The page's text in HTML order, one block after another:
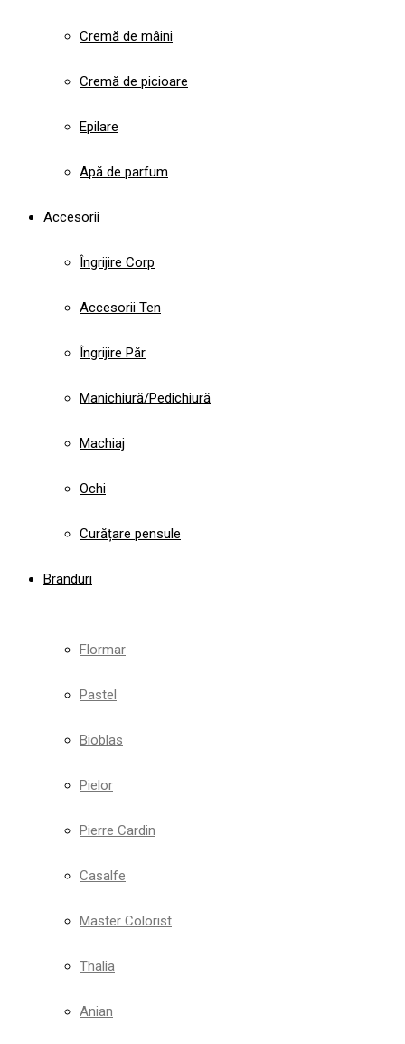
Cremă de mâini
Cremă de picioare
Epilare
Apă de parfum
Accesorii
Îngrijire Corp
Accesorii Ten
Îngrijire Păr
Manichiură/Pedichiură
Machiaj
Ochi
Curățare pensule
Branduri
Flormar
Pastel
Bioblas
Pielor
Pierre Cardin
Casalfe
Master Colorist
Thalia
Anian